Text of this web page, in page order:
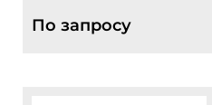
По запросу